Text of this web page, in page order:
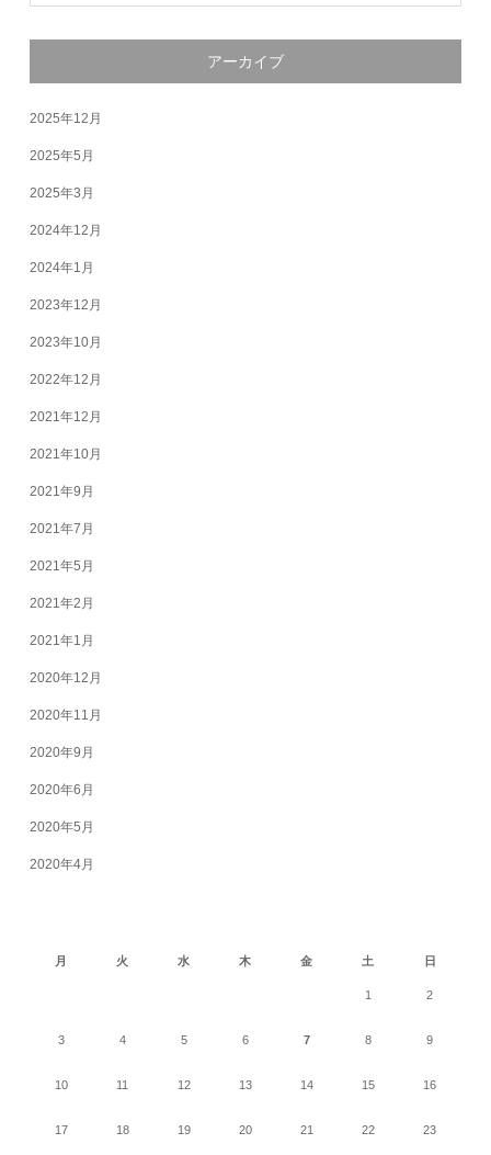
アーカイブ
2025年12月
2025年5月
2025年3月
2024年12月
2024年1月
2023年12月
2023年10月
2022年12月
2021年12月
2021年10月
2021年9月
2021年7月
2021年5月
2021年2月
2021年1月
2020年12月
2020年11月
2020年9月
2020年6月
2020年5月
2020年4月
月
火 水 木 金 土 日
1 2
3 4 5 6 7 8 9
10 11 12 13 14 15 16
17 18 19 20 21 22 23